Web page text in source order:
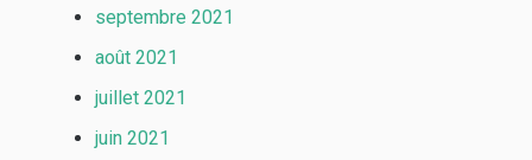
septembre 2021
août 2021
juillet 2021
juin 2021